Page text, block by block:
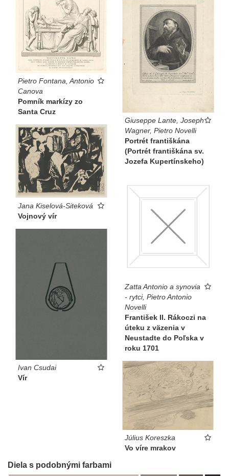
Pietro Fontana, Antonio
Canova
Pomník markízy zo
Santa Cruz
Giuseppe Lante, Joseph
Wagner, Pietro Novelli
Portrét františkána
(Portrét františkána sv.
Jozefa Kupertínskeho)
Jana Kiselová-Siteková
Vojnový vír
Zatta Antonio a synovia
- rytci, Pietro Antonio
Novelli
František II. Rákoczi na
úteku z väzenia v
Neustadte do Poľska v
roku 1701
Ivan Csudai
Vír
Július Koreszka
Vo víre mrakov
Diela s podobnými farbami